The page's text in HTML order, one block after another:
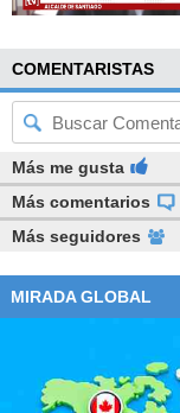
COMENTARISTAS
Más me gusta
Más comentarios
Más seguidores
MIRADA GLOBAL